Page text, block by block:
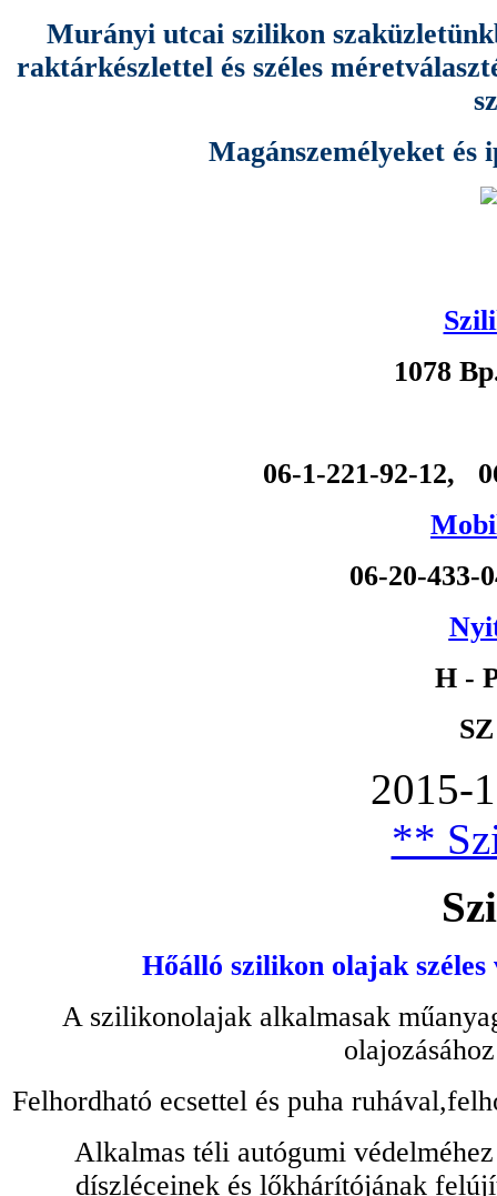
Murányi utcai szilikon
raktárkészlettel és széles
Magánszemélyeket és
1078
06-1-221-92-12,
06-20-
H -
2015-
**
Hőálló szilikon olajak
A szilikonolajak alkalmasak
Felhordható ecsettel és puha
Alkalmas téli autógumi
díszléceinek és lőkhárítójának